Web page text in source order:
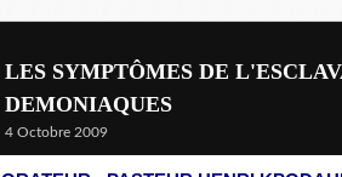
LES SYMPTÔMES DE
DEMONIAQUES
4 Octobre 2009